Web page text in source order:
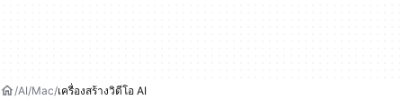
AI Mac เครื่องสร้างวิดีโอ AI